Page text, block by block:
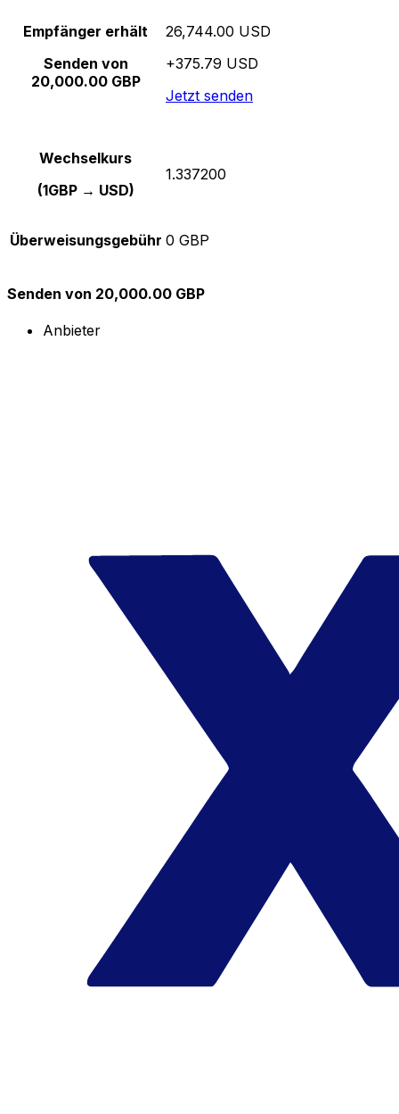
Empfänger erhält
Senden von
20,000.00 GBP
26,744.00 USD
+375.79 USD
Jetzt senden
Wechselkurs
(1GBP → USD)
1.337200
Überweisungsgebühr 0 GBP
Senden von 20,000.00 GBP
Anbieter